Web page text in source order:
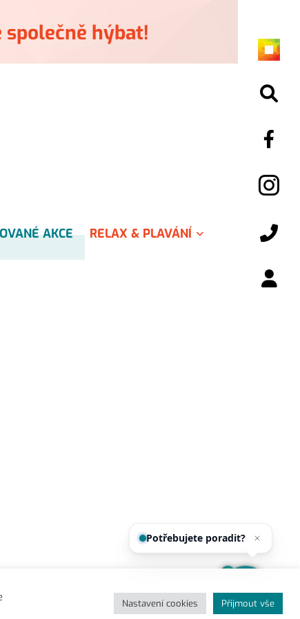
společně hýbat!
AKCE RELAX & PLAVÁNÍ
Nastavení cookies Přijmout vše
Prohlášení o přístupnosti
Potřebujete poradit? Zeptejte